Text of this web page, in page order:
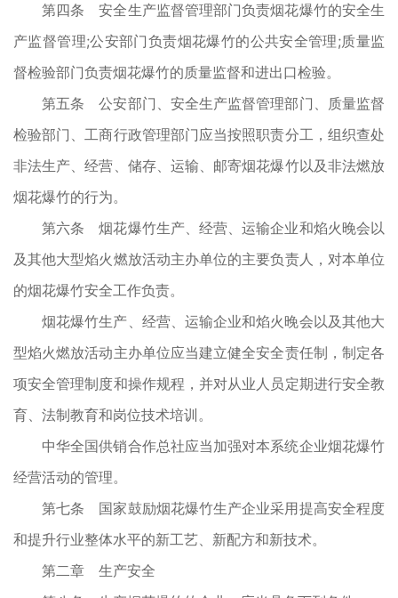
第四条 安全生产监督管理部门负责烟花爆竹的安全生
产监督管理;公安部门负责烟花爆竹的公共安全管理;质量监
督检验部门负责烟花爆竹的质量监督和进出口检验。
第五条 公安部门、安全生产监督管理部门、质量监督
检验部门、工商行政管理部门应当按照职责分工，组织查处
非法生产、经营、储存、运输、邮寄烟花爆竹以及非法燃放
烟花爆竹的行为。
第六条 烟花爆竹生产、经营、运输企业和焰火晚会以
及其他大型焰火燃放活动主办单位的主要负责人，对本单位
的烟花爆竹安全工作负责。
烟花爆竹生产、经营、运输企业和焰火晚会以及其他大
型焰火燃放活动主办单位应当建立健全安全责任制，制定各
项安全管理制度和操作规程，并对从业人员定期进行安全教
育、法制教育和岗位技术培训。
中华全国供销合作总社应当加强对本系统企业烟花爆竹
经营活动的管理。
第七条 国家鼓励烟花爆竹生产企业采用提高安全程度
和提升行业整体水平的新工艺、新配方和新技术。
第二章 生产安全